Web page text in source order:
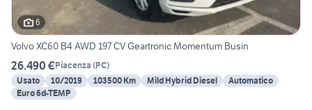
6
Volvo XC60 B4 AWD 197 CV Geartronic Momentum Busin
26.490 €Piacenza (PC)
Usato
10/2019 103500 Km Mild Hybrid Diesel
Automatico
Euro 6d-TEMP